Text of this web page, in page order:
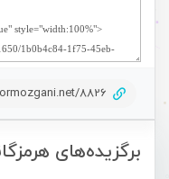
برگزیده‌های
8826